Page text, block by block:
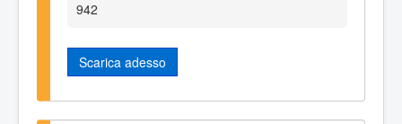
942
Scarica adesso